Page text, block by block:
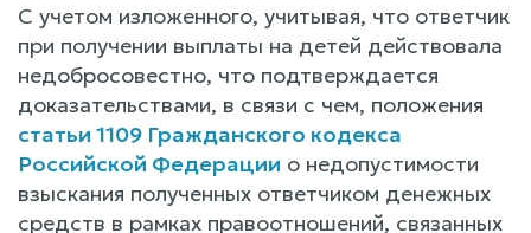
С учетом изложенного, учитывая, что ответчик
при получении выплаты на детей действовала
недобросовестно, что подтверждается
доказательствами, в связи с чем, положения
статьи 1109 Гражданского кодекса
Российской Федерации о недопустимости
взыскания полученных ответчиком денежных
средств в рамках правоотношений, связанных